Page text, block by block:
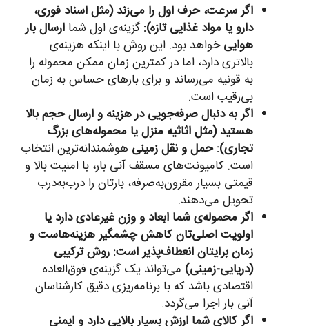
اگر سرعت، حرف اول را می‌زند (مثل اسناد فوری،
دارو یا مواد غذایی تازه): گزینه‌ی اول شما ارسال بار
هواییخواهد بود. این روش با اینکه هزینه‌ی
بالاتری دارد، اما در کمترین زمان ممکن محموله را
به قونیه می‌رساند و برای بارهای حساس به زمان
بی‌رقیب است.
اگر به دنبال صرفه‌جویی در هزینه و ارسال حجم بالا
هستید (مثل اثاثیه منزل یا محموله‌های بزرگ
تجاری): حمل و نقل زمینی هوشمندانه‌ترین انتخاب
است. کامیونت‌های مسقف آنی بار، با امنیت بالا و
قیمتی بسیار مقرون‌به‌صرفه، بارتان را درب‌به‌درب
تحویل می‌دهند.
اگر محموله‌ی شما ابعاد و وزن غیرعادی دارد یا
اولویت اصلی‌تان کاهش چشمگیر هزینه‌هاست و
زمان برایتان انعطاف‌پذیر است: روش ترکیبی
(دریایی-زمینی) می‌تواند یک گزینه‌ی فوق‌العاده
اقتصادی باشد که با برنامه‌ریزی دقیق کارشناسان
آنی بار اجرا می‌گردد.
اگر کالای شما ارزش بسیار بالایی دارد و ایمنی